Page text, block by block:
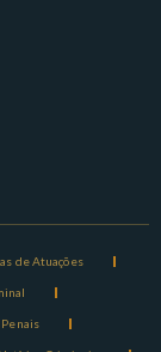
de Atuações
Penais